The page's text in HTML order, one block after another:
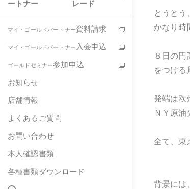
ートナー
レード
マイ・ゴールドパートナー資料請求
マイ・ゴールドパートナー 入会申込
ゴールドセミナー参加申込
お知らせ
店舗情報
よくあるご質問
お問い合わせ
本人確認書類
各種書類ダウンロード
とうとう
かなり時
８日の
をつける
発端は欧
ＮＹ原
全て、東
背景には